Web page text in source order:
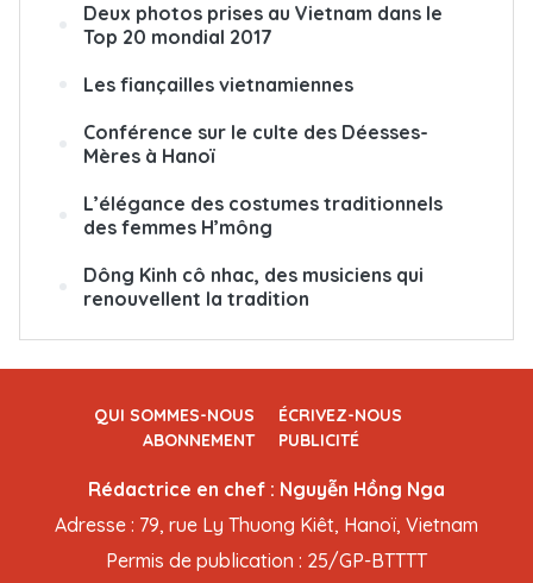
Deux photos prises au Vietnam dans le
Top 20 mondial 2017
Les fiançailles vietnamiennes
Conférence sur le culte des Déesses-
Mères à Hanoï
L’élégance des costumes traditionnels
des femmes H’mông
Dông Kinh cô nhac, des musiciens qui
renouvellent la tradition
QUI SOMMES-NOUS
ÉCRIVEZ-NOUS
ABONNEMENT
PUBLICITÉ
Rédactrice en chef : Nguyễn Hồng Nga
Adresse : 79, rue Ly Thuong Kiêt, Hanoï, Vietnam
Permis de publication : 25/GP-BTTTT